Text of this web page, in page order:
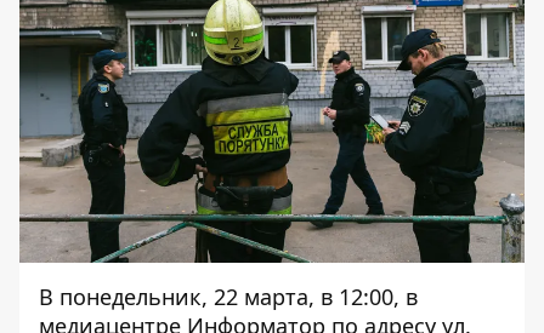
В понедельник, 22 марта, в 12:00, в
медиацентре Информатор по адресу ул.